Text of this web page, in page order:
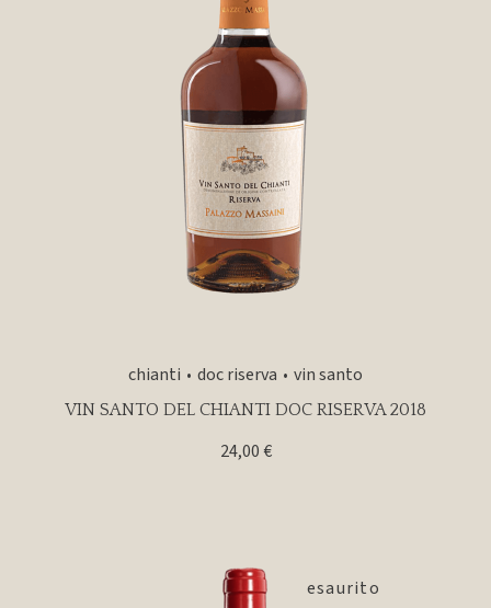
chianti doc riserva vin santo
VIN SANTO DEL CHIANTI DOC RISERVA 2018
24,00€
esaurito